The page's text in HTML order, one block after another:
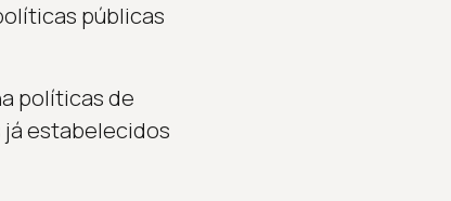
públicas
políticas de
estabelecidos